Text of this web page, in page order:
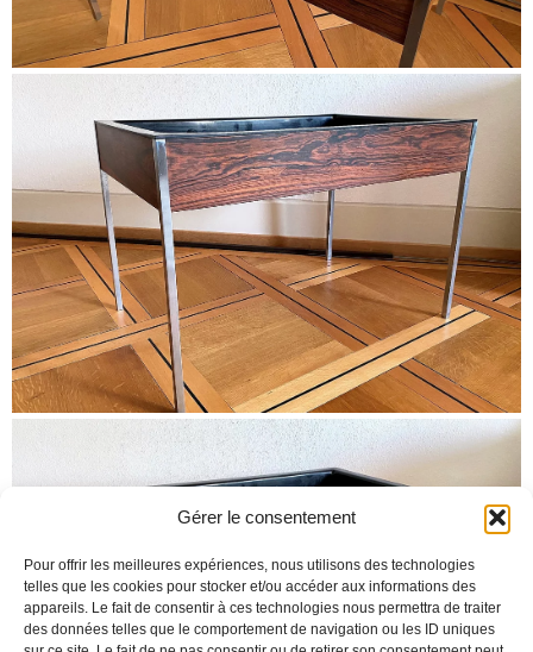
Gérer le consentement
Pour offrir les meilleures expériences, nous utilisons des technologies
telles que les cookies pour stocker et/ou accéder aux informations des
appareils. Le fait de consentir à ces technologies nous permettra de traiter
des données telles que le comportement de navigation ou les ID uniques